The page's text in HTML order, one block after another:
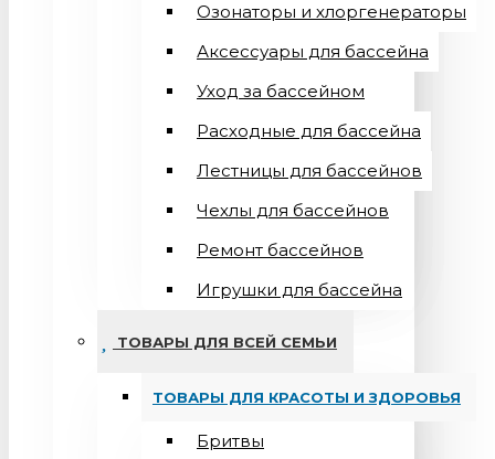
Озонаторы и хлоргенераторы
Аксессуары для бассейна
Уход за бассейном
Расходные для бассейна
Лестницы для бассейнов
Чехлы для бассейнов
Ремонт бассейнов
Игрушки для бассейна
ТОВАРЫ ДЛЯ ВСЕЙ СЕМЬИ
ТОВАРЫ ДЛЯ КРАСОТЫ И ЗДОРОВЬЯ
Бритвы